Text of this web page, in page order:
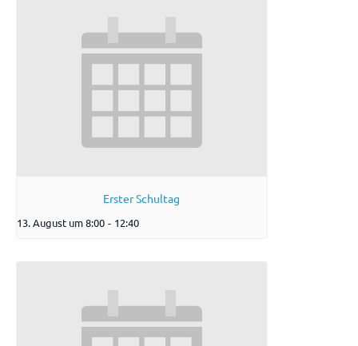
Erster Schultag
13. August um 8:00 - 12:40